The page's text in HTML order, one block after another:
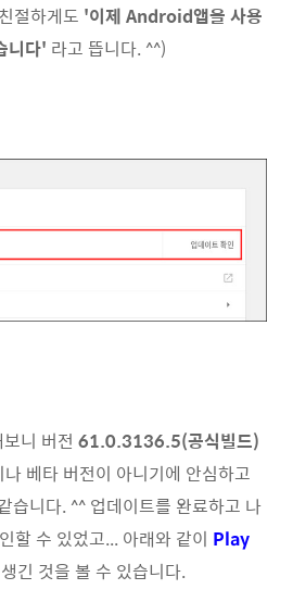
절하게도 '이제 Android앱을 사용
니다' 라고 뜹니다. ^^)
니 버전 61.0.3136.5(공식빌드)
베타 버전이 아니기에 안심하고
습니다. ^^ 업데이트를 완료하고 나
할 수 있었고... 아래와 같이 Play
긴 것을 볼 수 있습니다.